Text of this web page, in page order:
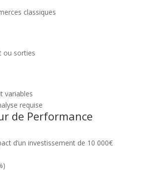
classiques
ou sorties
variables
requise
de Performance
d’un investissement de 10 000€